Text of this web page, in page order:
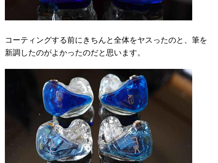
コーティングする前にきちんと全体をヤスったのと、筆を
新調したのがよかったのだと思います。